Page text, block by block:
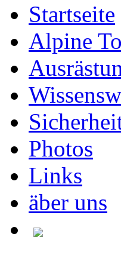
Startseite
Alpine
Photos
Links
äber uns